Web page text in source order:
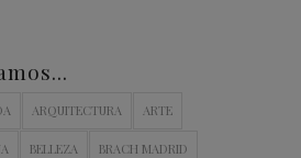
ARQUITECTURA ARTE
BELLEZA BRACH MADRID